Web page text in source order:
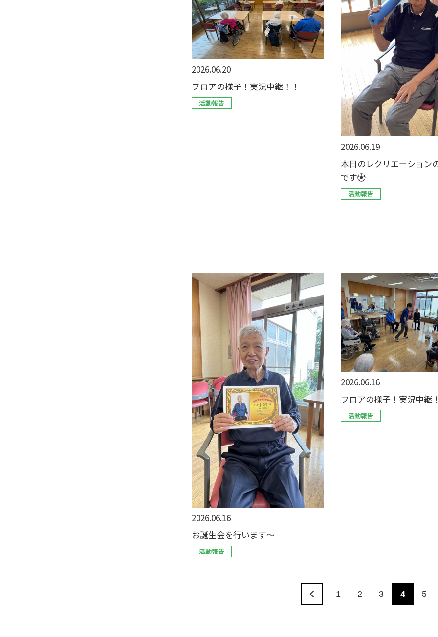
2026.06.20
フロアの様子！実況中継！！
活動報告
2026.06.19
本日のレクリエーション
です⚽️
活動報告
2026.06.16
お誕生会を行います〜
活動報告
2026.06.16
フロアの様子！実況中継
活動報告
1 2 3 4 5